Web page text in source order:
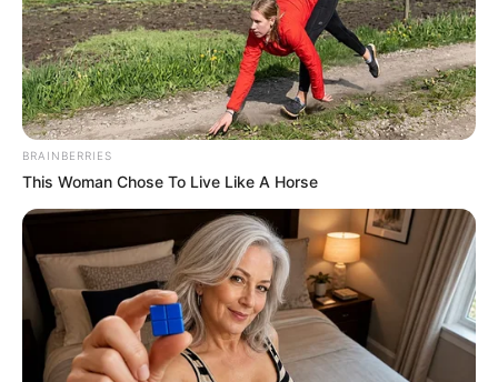
BRAINBERRIES
This Woman Chose To Live Like A Horse